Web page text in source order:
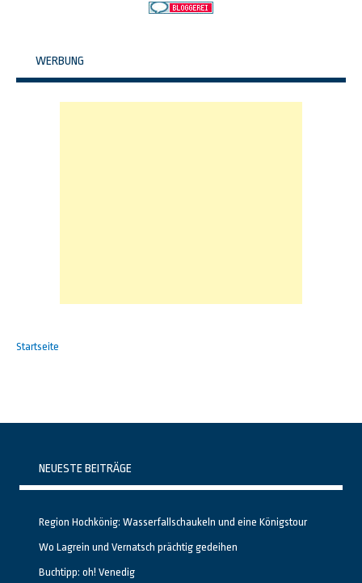
WERBUNG
Startseite
NEUESTE BEITRÄGE
Region Hochkönig: Wasserfallschaukeln und eine Königstour
Wo Lagrein und Vernatsch prächtig gedeihen
Buchtipp: oh! Venedig